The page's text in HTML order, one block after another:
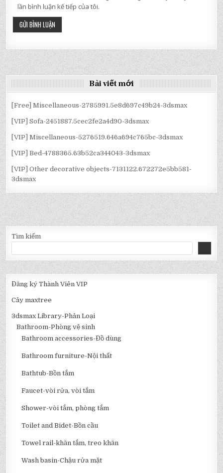
lần bình luận kế tiếp của tôi.
Bài viết mới
[Free] Miscellaneous-2785991.5e8d697c49b24-3dsmax
[VIP] Sofa-2451887.5cec2fe2a4d90-3dsmax
[VIP] Miscellaneous-5276519.646a694c765bc-3dsmax
[VIP] Bed-4788365.63b52ca344043-3dsmax
[VIP] Other decorative objects-7131122.672272e5bb581-
3dsmax
Tìm kiếm
Đăng ký Thành Viên VIP
Cây maxtree
3dsmax Library-Phân Loại
Bathroom-Phòng vệ sinh
Bathroom accessories-Đồ dùng
Bathroom furniture-Nội thất
Bathtub-Bồn tắm
Faucet-vòi rửa, vòi tắm
Shower-vòi tắm, phòng tắm
Toilet and Bidet-Bồn cầu
Towel rail-khăn tắm, treo khăn
Wash basin-Chậu rửa mặt